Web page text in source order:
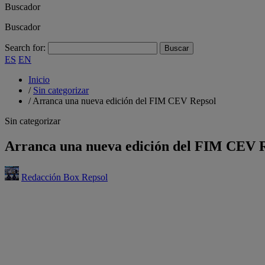
Buscador
Buscador
Search for:
ES EN
Inicio
/ Sin categorizar
/Arranca una nueva edición del FIM CEV Repsol
Sin categorizar
Arranca una nueva edición del FIM CEV
Redacción Box Repsol